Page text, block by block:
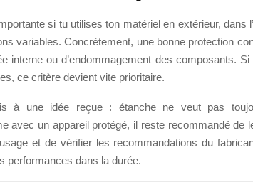
si tu utilises ton matériel en extérieur, dans
variables. Concrètement, une bonne protection
interne ou d’endommagement des composants.
ce critère devient vite prioritaire.
à une idée reçue : étanche ne veut pas
avec un appareil protégé, il reste recommandé de
et de vérifier les recommandations du
performances dans la durée.